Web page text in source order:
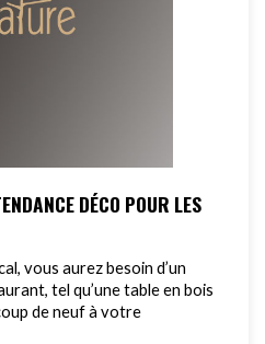
DÉCO POUR LES
vous aurez besoin d’un
tel qu’une table en bois
de neuf à votre